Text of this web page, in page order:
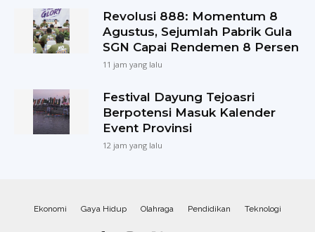
Revolusi 888: Momentum 8
Agustus, Sejumlah Pabrik Gula
SGN Capai Rendemen 8 Persen
11 jam yang lalu
Festival Dayung Tejoasri
Berpotensi Masuk Kalender
Event Provinsi
12 jam yang lalu
Ekonomi Gaya Hidup Olahraga Pendidikan Teknologi